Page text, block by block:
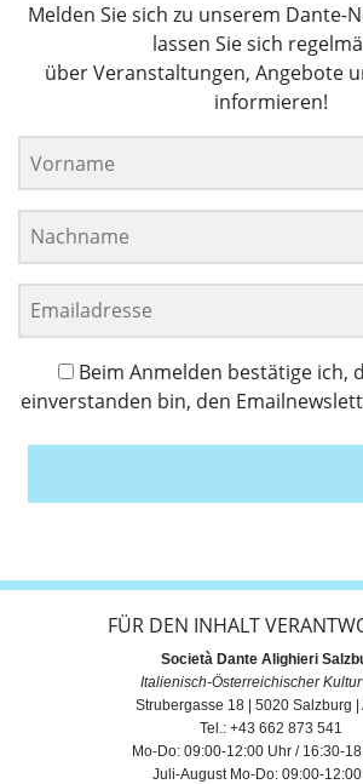
Melden Sie sich zu unserem Dante-
lassen Sie sich
über Veranstaltungen, Angebote
informieren!
Beim Anmelden bestätige ich,
einverstanden bin, den
FÜR DEN INHALT
Società Dante Alighieri
Italienisch-Österreichischer
Strubergasse 18 | 5020 Salzburg |
Tel.: +43 662 873 541
Mo-Do: 09:00-12:00 Uhr / 16:30-
Juli-August Mo-Do: 09:00-